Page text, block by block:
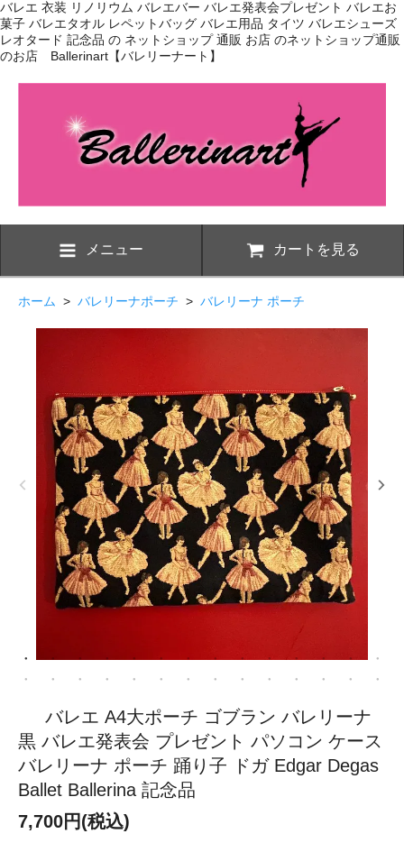
バレエ 衣装 リノリウム バレエバー バレエ発表会プレゼント バレエお
菓子 バレエタオル レペットバッグ バレエ用品 タイツ バレエシューズ
レオタード 記念品 の ネットショップ 通販 お店 のネットショップ通販
のお店 Ballerinart【バレリーナート】
メニュー カートを見る
ホーム > バレリーナポーチ > バレリーナ ポーチ
バレエ A4大ポーチ ゴブラン バレリーナ
黒 バレエ発表会 プレゼント パソコン ケース
バレリーナ ポーチ 踊り子 ドガ Edgar Degas
Ballet Ballerina 記念品
7,700円(税込)